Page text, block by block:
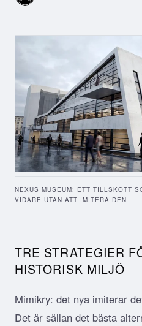
NEXUS MUSEUM: ETT TILLSKOTT
VIDARE UTAN ATT IMITERA DEN
TRE STRATEGIER
HISTORISK MILJÖ
Mimikry: det nya imiterar
Det är sällan det bästa